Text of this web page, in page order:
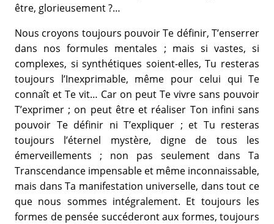
être, glorieusement ?…
Nous croyons toujours pouvoir Te définir, T’enserrer
dans nos formules mentales ; mais si vastes, si
complexes, si synthétiques soient-elles, Tu resteras
toujours l’Inexprimable, même pour celui qui Te
connaît et Te vit… Car on peut Te vivre sans pouvoir
T’exprimer ; on peut être et réaliser Ton infini sans
pouvoir Te définir ni T’expliquer ; et Tu resteras
toujours l’éternel mystère, digne de tous les
émerveillements ; non pas seulement dans Ta
Transcendance impensable et même inconnaissable,
mais dans Ta manifestation universelle, dans tout ce
que nous sommes intégralement. Et toujours les
formes de pensée succéderont aux formes, toujours